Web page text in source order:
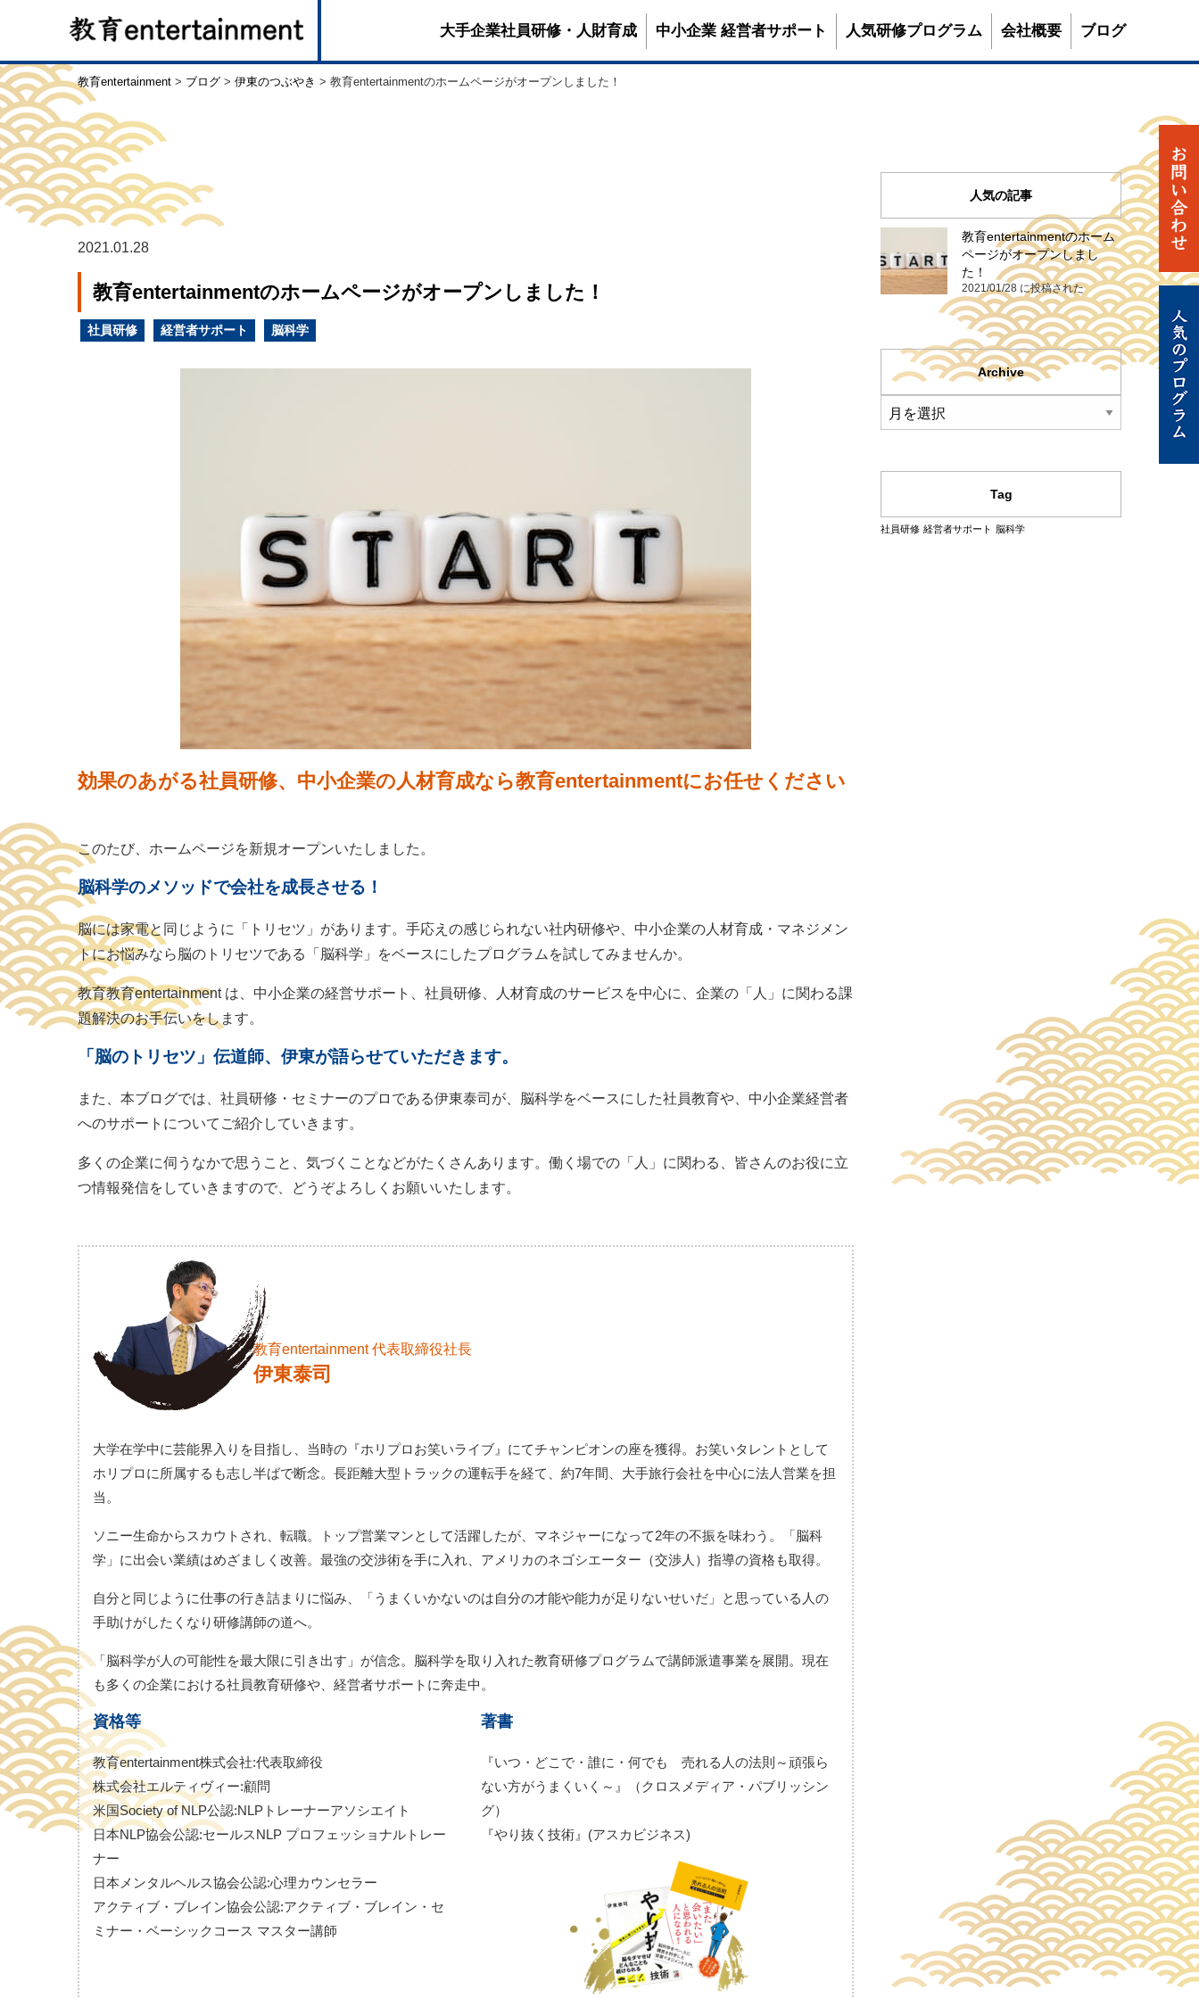
大手企業社員研修・人財育成 中小企業 経営者サポート 人気研修プログラム 会社概要 ブログ
教育entertainment > ブログ > 伊東のつぶやき > 教育entertainmentのホームページがオープンしました！
2021.01.28
教育entertainmentのホームページがオープンしました！
社員研修 経営者サポート 脳科学
効果のあがる社員研修、中小企業の人材育成なら教育entertainmentにお任せください
このたび、ホームページを新規オープンいたしました。
脳科学のメソッドで会社を成長させる！
脳には家電と同じように「トリセツ」があります。手応えの感じられない社内研修や、中小企業の人材育成・マネジメン
トにお悩みなら脳のトリセツである「脳科学」をベースにしたプログラムを試してみませんか。
教育教育entertainment は、中小企業の経営サポート、社員研修、人材育成のサービスを中心に、企業の「人」に関わる課
題解決のお手伝いをします。
「脳のトリセツ」伝道師、伊東が語らせていただきます。
また、本ブログでは、社員研修・セミナーのプロである伊東泰司が、脳科学をベースにした社員教育や、中小企業経営者
へのサポートについてご紹介していきます。
多くの企業に伺うなかで思うこと、気づくことなどがたくさんあります。働く場での「人」に関わる、皆さんのお役に立
つ情報発信をしていきますので、どうぞよろしくお願いいたします。
教育entertainment代表取締役社長
伊東泰司
大学在学中に芸能界入りを目指し、当時の『ホリプロお笑いライブ』にてチャンピオンの座を獲得。お笑いタレントとして
ホリプロに所属するも志し半ばで断念。長距離大型トラックの運転手を経て、約7年間、大手旅行会社を中心に法人営業を担
当。
ソニー生命からスカウトされ、転職。トップ営業マンとして活躍したが、マネジャーになって2年の不振を味わう。「脳科
学」に出会い業績はめざましく改善。最強の交渉術を手に入れ、アメリカのネゴシエーター（交渉人）指導の資格も取得。
自分と同じように仕事の行き詰まりに悩み、「うまくいかないのは自分の才能や能力が足りないせいだ」と思っている人の
手助けがしたくなり研修講師の道へ。
「脳科学が人の可能性を最大限に引き出す」が信念。脳科学を取り入れた教育研修プログラムで講師派遣事業を展開。現在
も多くの企業における社員教育研修や、経営者サポートに奔走中。
資格等
教育entertainment株式会社:代表取締役
株式会社エルティヴィー:顧問
米国Society of NLP公認:NLPトレーナーアソシエイト
日本NLP協会公認:セールスNLP プロフェッショナルトレー
ナー
日本メンタルヘルス協会公認:心理カウンセラー
アクティブ・ブレイン協会公認:アクティブ・ブレイン・セ
ミナー・ベーシックコース マスター講師
著書
『いつ・どこで・誰に・何でも 売れる人の法則～頑張ら
ない方がうまくいく～』（クロスメディア・パブリッシン
グ）
『やり抜く技術』(アスカビジネス)
人気の記事
教育entertainmentのホーム
ページがオープンしまし
た！
2021/01/28 に投稿された
Archive
Archive
Tag
社員研修 経営者サポート 脳科学